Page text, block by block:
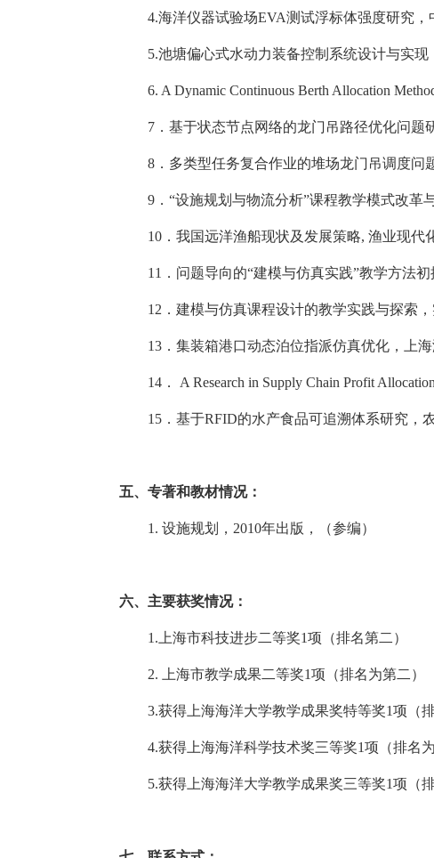
4.海洋仪器试验场EVA测试浮标体强度研究，
5.池塘偏心式水动力装备控制系统设计与实现
6. A Dynamic Continuous Berth Allocation
7 ．基于状态节点网络的龙门吊路径优化问题
8 ．多类型任务复合作业的堆场龙门吊调度问
9 ．“设施规划与物流分析”课程教学模式改革
10 ．我国远洋渔船现状及发展策略, 渔业现代
11 ．问题导向的“建模与仿真实践”教学方
12 ．建模与仿真课程设计的教学实践与探索
13 ．集装箱港口动态泊位指派仿真优化，上
14 ． A Research in Supply Chain Profit
15 ．基于RFID的水产食品可追溯体系研究，
五、专著和教材情况：
1. 设施规划， 2010年出版，（参编）
六、主要获奖情况：
1. 上海市科技进步二等奖1项（排名第二）
2. 上海市教学成果二等奖1项（排名为第二）
3.获得上海海洋大学教学成果奖特等奖1项（
4.获得上海海洋科学技术奖三等奖1项（排名
5.获得上海海洋大学教学成果奖三等奖1项（